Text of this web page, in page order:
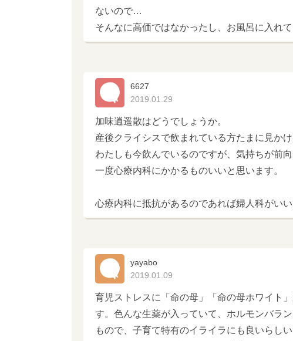
ないので…
そんなに高価ではなかったし、お風呂に入れて
6627
2019.01.29
加味逍遥散はどうでしょうか。
産後クライシスで飲まれている方たまに見かけ
わたしも今飲んでいるのですが、気持ちが前
一度心療内科にかかるものいいと思います。
心療内科に抵抗があるのであれば婦人科がいい
yayabo
2019.01.09
育児ストレスに「命の母」「命の母ホワイト
す。色んな生薬が入っていて、ホルモンバラ
もので、子育て特有のイライラにも良いらし